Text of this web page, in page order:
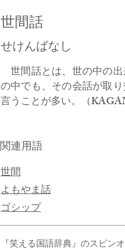
世間話
せけんばなし
世間話とは、世の中の
の中でも、その会話が取
言うことが多い。（
関連用語
世間
よもやま話
ゴシップ
『笑える国語辞典』のスピン